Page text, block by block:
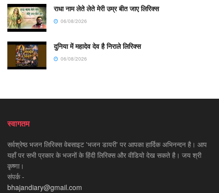
राधा नाम लेते लेते मेरी उम्र बीत जाए लिरिक्स
06/08/2026
दुनिया में महादेव देव है निराले लिरिक्स
06/08/2026
स्वागतम
सर्वश्रेष्ठ भजन लिरिक्स वेबसाइट 'भजन डायरी' पर आपका हार्दिक अभिनन्दन है। आप
यहाँ पर सभी प्रकार के भजनों के हिंदी लिरिक्स और वीडियो देख सकते है। जय श्री
कृष्णा।
संपर्क -
bhajandiary@gmail.com